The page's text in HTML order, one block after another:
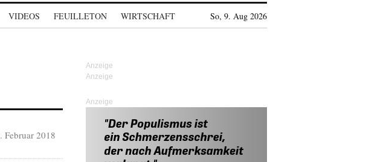
VIDEOS FEUILLETON WIRTSCHAFT So, 9. Aug 2026
Februar 2018
Anzeige